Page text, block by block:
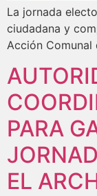
La jornada
ciudadana y
Acción
PARA
EL